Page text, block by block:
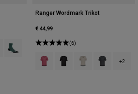
of Frostblau.
type of Neon-Pink.
swatch type of Muskatnussbraun.
Product swatch type of Salbei Grün.
Ranger Wordmark Trikot
€ 44,99
(6)
Product swatch type of Berry.
Product swatch type of
Product swatch
Product+2